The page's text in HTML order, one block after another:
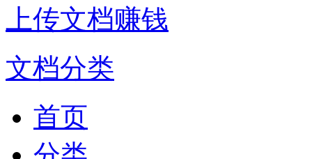
上传文档赚钱
文档分类
首页